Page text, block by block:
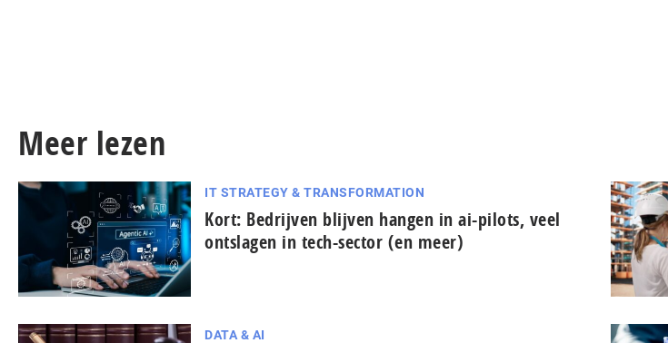
Meer lezen
IT STRATEGY & TRANSFORMATION
Kort: Bedrijven blijven hangen in ai-pilots, veel
ontslagen in tech-sector (en meer)
DATA & AI